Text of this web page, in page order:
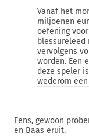
Vanaf het
miljoenen
oefening
blessureleed
vervolgens
worden. Een
deze speler
wederom
Eens, gewoon
en Baas eruit.